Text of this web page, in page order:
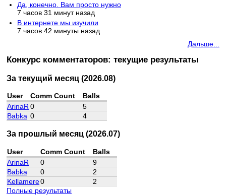
Да, конечно. Вам просто нужно
7 часов 31 минут назад
В интернете мы изучили
7 часов 42 минуты назад
Дальше...
Конкурс комментаторов: текущие результаты
За текущий месяц (2026.08)
User Comm Count
Balls
ArinaR 0
5
Babka 0 4
За прошлый месяц (2026.07)
User Comm Count
Balls
ArinaR
0
9
Babka
0
2
Kellamere0
2
Полные результаты